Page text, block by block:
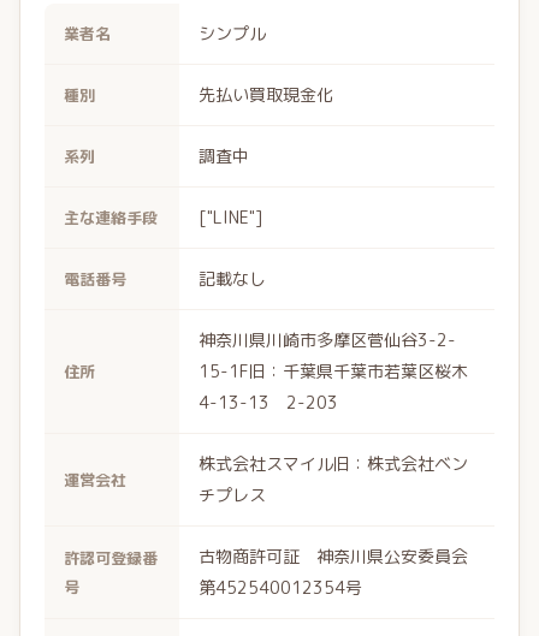
業者名 シンプル
種別 先払い買取現金化
系列 調査中
主な連絡手段 ["LINE"]
電話番号 記載なし
住所
神奈川県川崎市多摩区菅仙谷3-2-
15-1F旧：千葉県千葉市若葉区桜木
4-13-13 2-203
運営会社
株式会社スマイル旧：株式会社ベン
チプレス
許認可登録番
号
古物商許可証 神奈川県公安委員会
第452540012354号